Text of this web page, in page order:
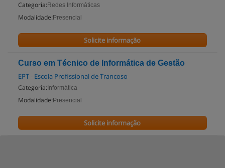
Categoria: Redes Informáticas
Modalidade: Presencial
Solicite informação
Curso em Técnico de Informática de Gestão
EPT - Escola Profissional de Trancoso
Categoria: Informática
Modalidade: Presencial
Solicite informação